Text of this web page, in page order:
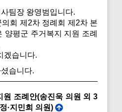
팀장 왕영범입니다.
회 제2차 정례회 제2차 본
양평군 주거복지 지원 조례
겠습니다.
습니다.
원 조례안(송진욱 의원 외 3
·지민희 의원)